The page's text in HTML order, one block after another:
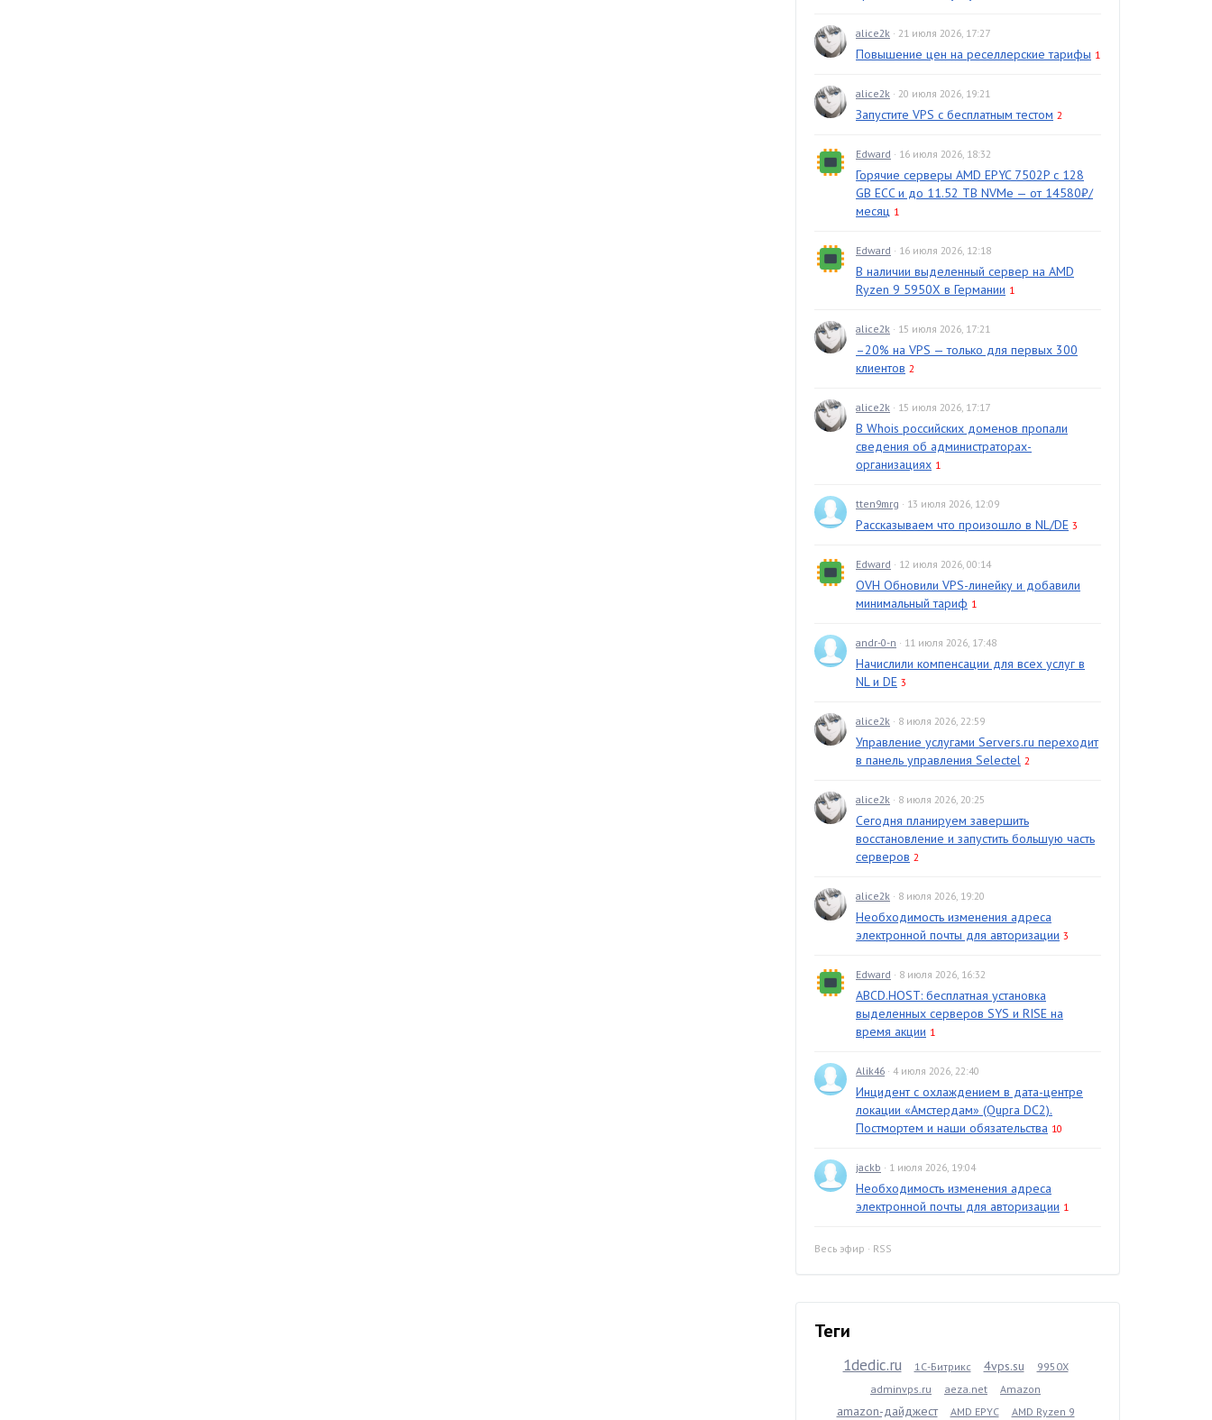
alice2k · 21 июля 2026, 17:27
Повышение цен на реселлерские тарифы 1
alice2k · 20 июля 2026, 19:21
Запустите VPS с бесплатным тестом 2
Edward · 16 июля 2026, 18:32
Горячие серверы AMD EPYC 7502P с 128
GB ECC и до 11.52 TB NVMe — от 14580₽/
месяц 1
Edward · 16 июля 2026, 12:18
В наличии выделенный сервер на AMD
Ryzen 9 5950X в Германии 1
alice2k · 15 июля 2026, 17:21
–20% на VPS — только для первых 300
клиентов 2
alice2k · 15 июля 2026, 17:17
В Whois российских доменов пропали
сведения об администраторах-
организациях 1
tten9mrg · 13 июля 2026, 12:09
Рассказываем что произошло в NL/DE 3
Edward · 12 июля 2026, 00:14
OVH Обновили VPS-линейку и добавили
минимальный тариф 1
andr-0-n · 11 июля 2026, 17:48
Начислили компенсации для всех услуг в
NL и DE 3
alice2k · 8 июля 2026, 22:59
Управление услугами Servers.ru переходит
в панель управления Selectel 2
alice2k · 8 июля 2026, 20:25
Сегодня планируем завершить
восстановление и запустить большую часть
серверов 2
alice2k · 8 июля 2026, 19:20
Необходимость изменения адреса
электронной почты для авторизации 3
Edward · 8 июля 2026, 16:32
ABCD.HOST: бесплатная установка
выделенных серверов SYS и RISE на
время акции 1
Alik46 · 4 июля 2026, 22:40
Инцидент с охлаждением в дата-центре
локации «Амстердам» (Qupra DC2).
Постмортем и наши обязательства 10
jackb · 1 июля 2026, 19:04
Необходимость изменения адреса
электронной почты для авторизации 1
Весь эфир · RSS
Теги
1dedic.ru 1С-Битрикс 4vps.su
9950X
adminvps.ru
aeza.net Amazon
amazon-дайджест AMD EPYC AMD Ryzen 9